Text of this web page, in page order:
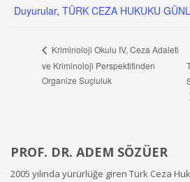
Duyurular, TÜRK CEZA HUKUKU
Kriminoloji Okulu IV, Ceza Adaleti
ve Kriminoloji Perspektifinden
Organize Suçluluk
PROF. DR. ADEM SÖZÜER
2005 yılında yürürlüğe giren Türk Ceza